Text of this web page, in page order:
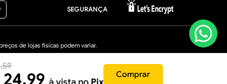
,59
24,99 Comprar
SEGURANÇA
de lojas físicas podem variar.
Governador Valadares/MG, CEP: 35040-610